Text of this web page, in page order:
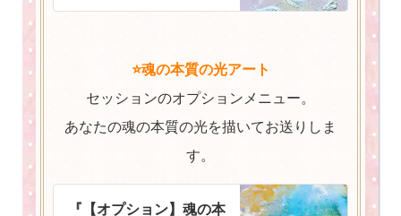
⭐️魂の本質の光アート
セッションのオプションメニュー。
あなたの魂の本質の光を描いてお送りしま
す。
『【オプション】魂の本